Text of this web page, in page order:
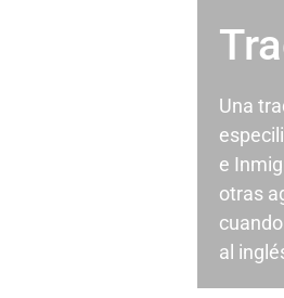
Una
e
otras
al